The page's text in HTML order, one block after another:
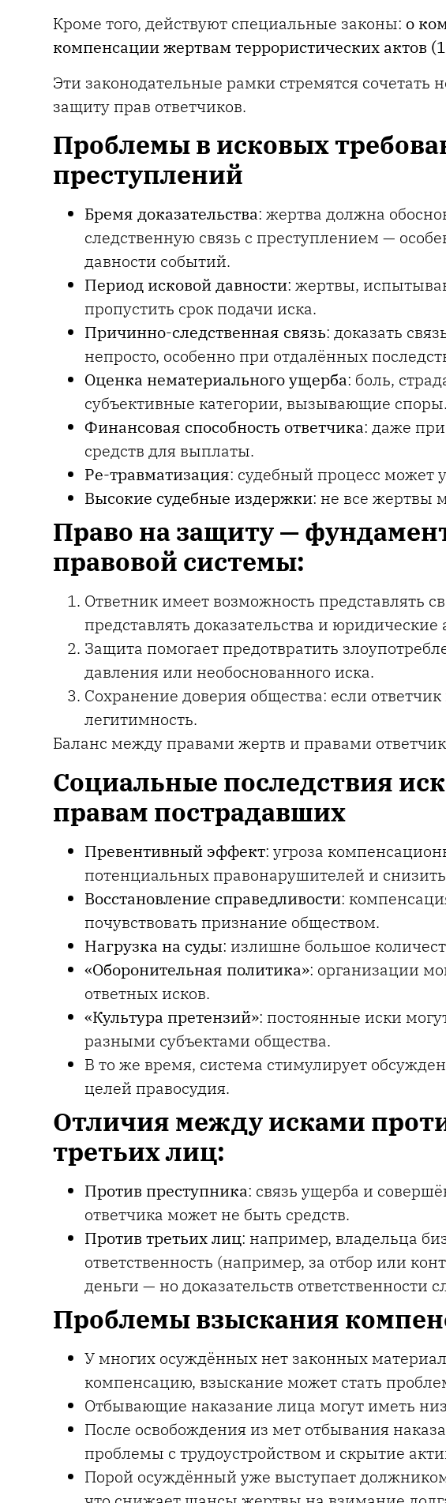
Кроме того, действуют специальные законы: о
компенсации жертвам террористических актов
Эти законодательные рамки стремятся
защиту прав ответчиков.
Проблемы в исковых
преступлений
Бремя доказательства: жертва должна
следственную связь с преступлением —
давности событий.
Период исковой давности: жертвы,
пропустить срок подачи иска.
Причинно-следственная связь: доказать
непросто, особенно при отдалённых
Оценка нематериального ущерба: боль,
субъективные категории, вызывающие споры.
Финансовая способность ответчика: даже
средств для выплаты.
Ре-травматизация: судебный процесс может
Высокие судебные издержки: не все жертвы
Право на защиту —
правовой системы:
Ответник имеет возможность представлять
представлять доказательства и
Защита помогает предотвратить
давления или необоснованного иска.
Сохранение доверия общества: если
легитимность.
Баланс между правами жертв и правами
Социальные последствия
правам пострадавших
Превентивный эффект: угроза
потенциальных правонарушителей и
Восстановление справедливости:
почувствовать признание обществом.
Нагрузка на суды: излишне большое
«Оборонительная политика»: организации
ответных исков.
«Культура претензий»: постоянные иски
разными субъектами общества.
В то же время, система стимулирует
целей правосудия.
Отличия между исками
третьих лиц:
Против преступника: связь ущерба и
ответчика может не быть средств.
Против третьих лиц: например, владельца
ответственность (например, за отбор или
деньги — но доказательств ответственности
Проблемы взыскания
У многих осуждённых нет законных
компенсацию, взыскание может стать
Отбывающие наказание лица могут иметь
После освобождения из мет отбывания
проблемы с трудоустройством и скрытие
Порой осуждённый уже выступает